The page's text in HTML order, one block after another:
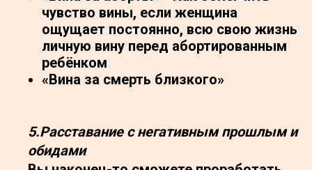
чувство вины, если женщина
ощущает постоянно, всю свою жизнь
личную вину перед абортированным
ребёнком
«Вина за смерть близкого»
5.Расставание с негативным прошлым и
обидами